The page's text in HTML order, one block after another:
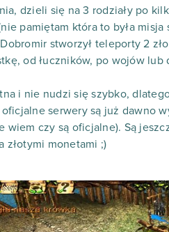
dzieli się na 3 rodziały po
pamiętam która to była
stworzył teleporty 2
od łuczników, po wojów
i nie nudzi się szybko,
serwery są już dawno
wiem czy są oficjalne). Są
złotymi monetami ;)